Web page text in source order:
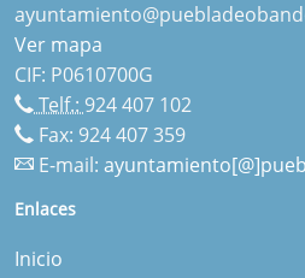
Ver mapa
CIF: P0610700G
Telf.:924 407 102
Fax: 924 407 359
E-mail:
Enlaces
Inicio